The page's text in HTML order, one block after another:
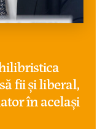
fii și liberal,
în același